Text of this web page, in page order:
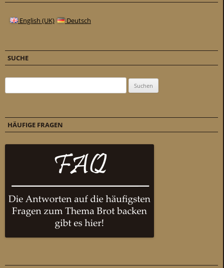
English (UK) Deutsch
SUCHE
HÄUFIGE FRAGEN